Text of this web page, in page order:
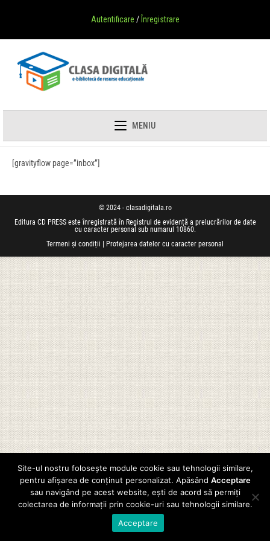
Autentificare / Înregistrare
MENIU
[gravityflow page=”inbox”]
© 2024 - clasadigitala.ro
Editura CD PRESS este înregistrată în Registrul de evidență a prelucrărilor de date
cu caracter personal sub numarul 10860.
Termeni și condiții
Protejarea datelor cu caracter personal
Site-ul nostru folosește module cookie sau tehnologii similare,
pentru afișarea de conținut personalizat. Apăsând Acceptare
sau navigând pe acest website, ești de acord să permiți
colectarea de informații prin cookie-uri sau tehnologii similare.
Acceptare